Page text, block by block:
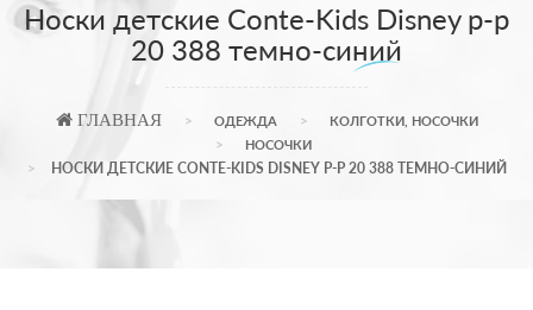
Носки детские Conte-Kids Disney р-р
20 388 темно-синий
ГЛАВНАЯ ОДЕЖДА
КОЛГОТКИ, НОСОЧКИ
НОСОЧКИ
НОСКИ ДЕТСКИЕ CONTE-KIDS DISNEY Р-Р 20 388 ТЕМНО-СИНИЙ